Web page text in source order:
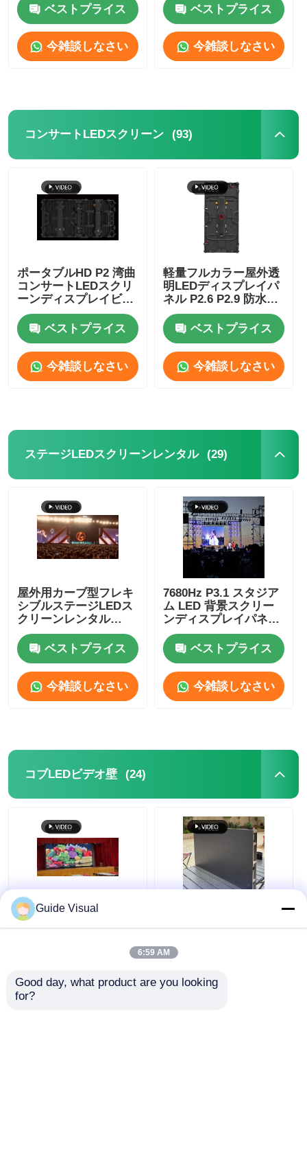
ベストプライス
今雑談しなさい
ベストプライス
今雑談しなさい
コンサートLEDスクリーン (93)
ポータブルHD P2 湾曲
コンサートLEDスクリ
ーンディスプレイビデ
オウォール 4500cd-
5000cdベストプライス
今雑談しなさい
軽量フルカラー屋外透
明LEDディスプレイパ
ネル P2.6 P2.9 防水カ
スタム
ベストプライス
今雑談しなさい
ステージLEDスクリーンレンタル (29)
屋外用カーブ型フレキ
シブルステージLEDス
クリーンレンタル
3.91mm ショッピング
モール 5V SDK
ベストプライス
今雑談しなさい
7680Hz P3.1 スタジア
ム LED 背景スクリー
ンディスプレイパネル
フットボールスタジア
ム高解像度
ベストプライス
今雑談しなさい
コブLEDビデオ壁 (24)
小型ピクセルピッチ
COB LEDビデオウォ
イクロ薄型広告スクリ
LED ビデオウォール
チ ディスプレイ スク
Guide Visual
6:59 AM
Good day, what product are you looking
for?